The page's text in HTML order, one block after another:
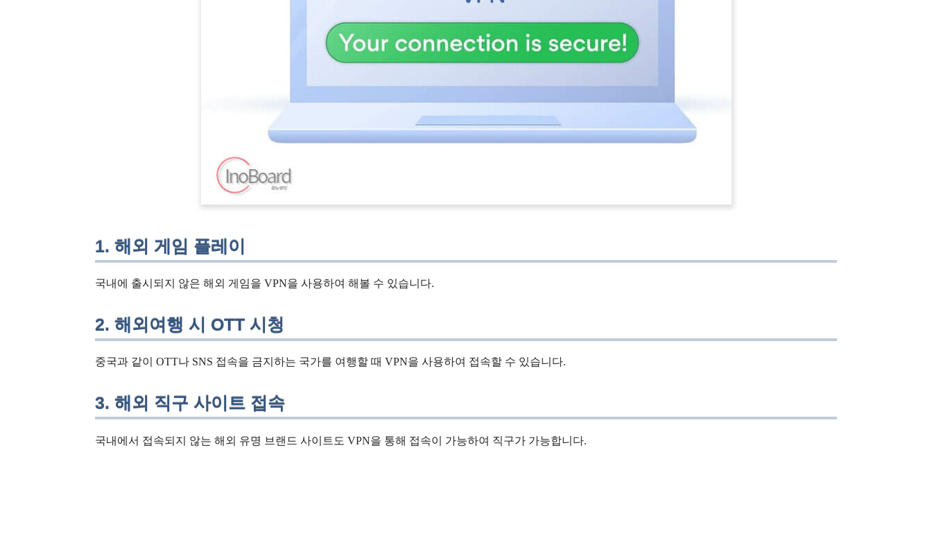
1. 해외 게임 플레이
국내에 출시되지 않은 해외 게임을 VPN을 사용하여 해볼 수 있습니다.
2. 해외여행 시 OTT 시청
중국과 같이 OTT나 SNS 접속을 금지하는 국가를 여행할 때 VPN을 사용하여 접속할 수 있습니다.
3. 해외 직구 사이트 접속
국내에서 접속되지 않는 해외 유명 브랜드 사이트도 VPN을 통해 접속이 가능하여 직구가 가능합니다.